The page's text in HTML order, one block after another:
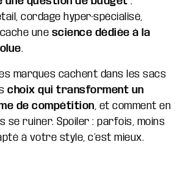
cordage hyper-spécialisé,
une science dédiée à la
.
marques cachent dans les sacs
choix qui transforment un
de compétition, et comment en
se ruiner. Spoiler : parfois, moins
à votre style, c’est mieux.